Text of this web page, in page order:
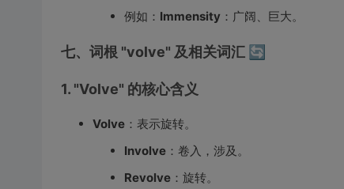
例如： Immensity：广阔、巨大。
七、词根 "volve" 及相关词汇 🔄
1. "Volve" 的核心含义
Volve：表示旋转。
Involve：卷入，涉及。
Revolve：旋转。